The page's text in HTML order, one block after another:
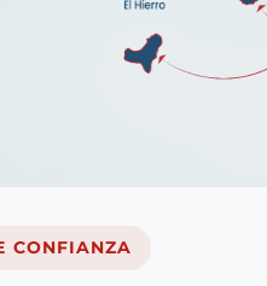
CONFIANZA